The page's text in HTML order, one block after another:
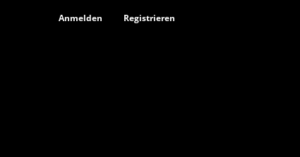
Anmelden Registrieren